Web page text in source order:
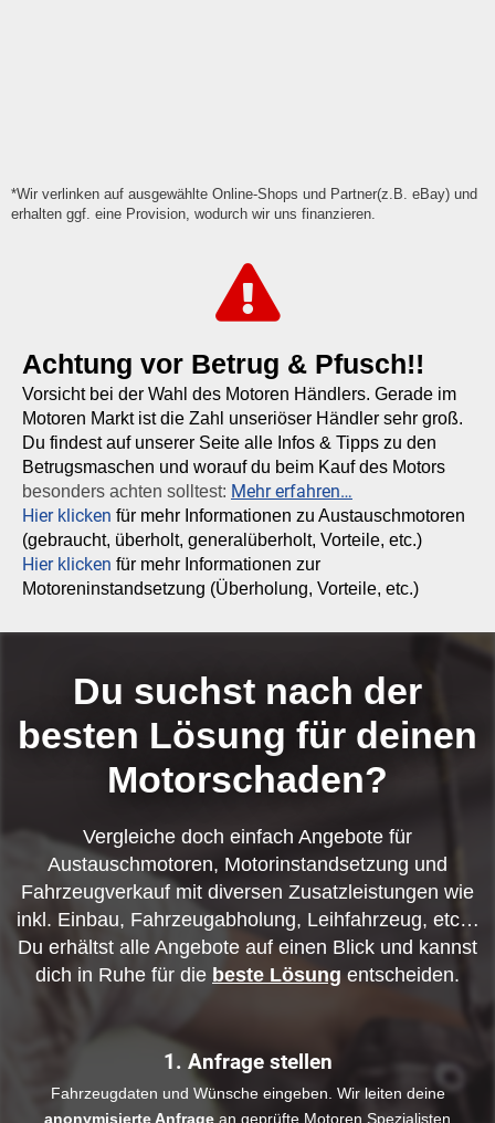
*Wir verlinken auf ausgewählte Online-Shops und Partner(z.B. eBay) und
erhalten ggf. eine Provision, wodurch wir uns finanzieren.
Achtung vor Betrug & Pfusch!!
Vorsicht bei der Wahl des Motoren Händlers. Gerade im
Motoren Markt ist die Zahl unseriöser Händler sehr groß.
Du findest auf unserer Seite alle Infos & Tipps zu den
Betrugsmaschen und worauf du beim Kauf des Motors
besonders achten solltest: Mehr erfahren…
Hier klicken für mehr Informationen zu Austauschmotoren
(gebraucht, überholt, generalüberholt, Vorteile, etc.)
Hier klicken für mehr Informationen zur
Motoreninstandsetzung (Überholung, Vorteile, etc.)
Du suchst nach der
besten Lösung für deinen
Motorschaden?
Vergleiche doch einfach Angebote für
Austauschmotoren, Motorinstandsetzung und
Fahrzeugverkauf mit diversen Zusatzleistungen wie
inkl. Einbau, Fahrzeugabholung, Leihfahrzeug, etc…
Du erhältst alle Angebote auf einen Blick und kannst
dich in Ruhe für die beste Lösung entscheiden.
1. Anfrage stellen
Fahrzeugdaten und Wünsche eingeben. Wir leiten deine
anonymisierte Anfrage an geprüfte Motoren Spezialisten